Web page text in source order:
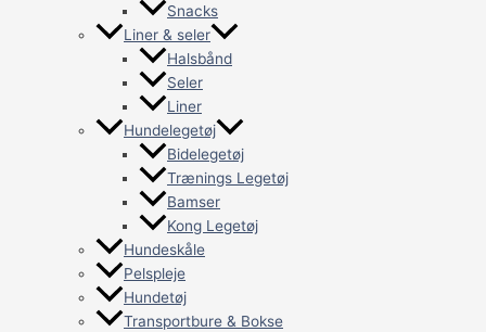
Snacks
Liner & seler
Halsbånd
Seler
Liner
Hundelegetøj
Bidelegetøj
Trænings Legetøj
Bamser
Kong Legetøj
Hundeskåle
Pelspleje
Hundetøj
Transportbure & Bokse